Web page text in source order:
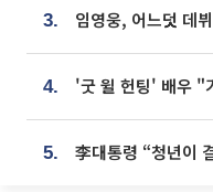
3.
4.
5.